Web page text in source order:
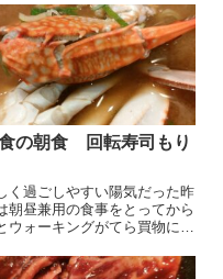
で紙の商品券は３セット、デ
ル商品券だと５セットまで買
す使えるお店も多いのでかな
になっていますが応募出来
の朝食 回転寿司もり
く過ごしやすい陽気だった昨
朝昼兼用の食事をとってから
ウォーキングがてら買物に出
カマスを焼きましたとても美